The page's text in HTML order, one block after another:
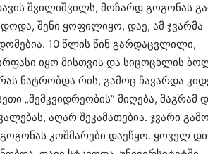
შვილიშვილს, მოზარდ გოგონას
შენი ყოფილიყო, დაე, ამ ჯვარმა
10 წლის წინ გარდაცვლილი,
იყო მისთვის და სიცოცხლის
ნატრობდა რის, გამოც ჩავარდა
„მემკვიდრეობის” მიღება, მაგრამ
აღარ შეკამათებია. ჯვარი
გოგონას კოშმარები დაეწყო. ყოველ